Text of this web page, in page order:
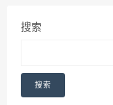
搜索
搜索